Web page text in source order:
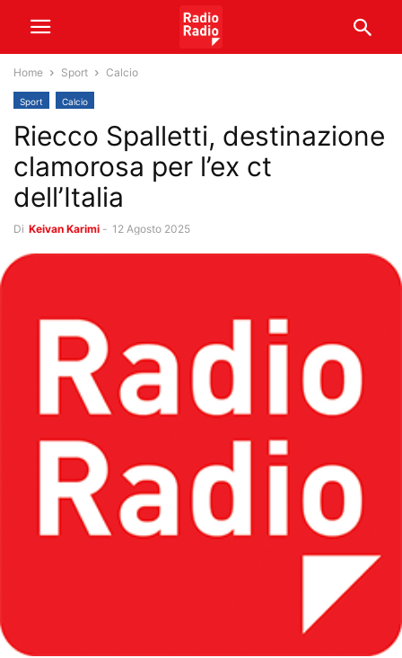
Home Sport Calcio
Sport Calcio
Riecco Spalletti, destinazione
clamorosa per l’ex ct
dell’Italia
Di Keivan Karimi - 12 Agosto 2025